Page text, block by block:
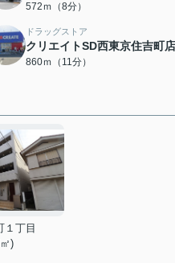
572ｍ（8分）
ドラッグストア
クリエイトSD西東京住吉町店
860ｍ（11分）
１丁目
)